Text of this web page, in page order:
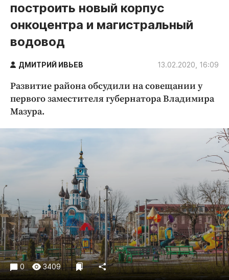
Статьи
Народные новости
Авто и транспорт
Благоустройство
Культура
Недвижимость и ЖКХ
Общество
Праздники
Происшествия
Спорт
Экономика и бизнес
ПРОЕКТЫ
Блоги
Издания
построить новый корпус
онкоцентра и магистральный
водовод
ДМИТРИЙ ИВЬЕВ 13.02.2020, 16:09
Развитие района обсудили на совещании у
первого заместителя губернатора Владимира
Мазура.
0 3409